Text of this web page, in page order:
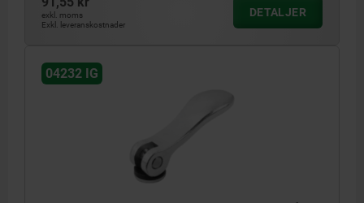
exkl. moms
Exkl. leveranskostnader
DETALJER
04232 IG